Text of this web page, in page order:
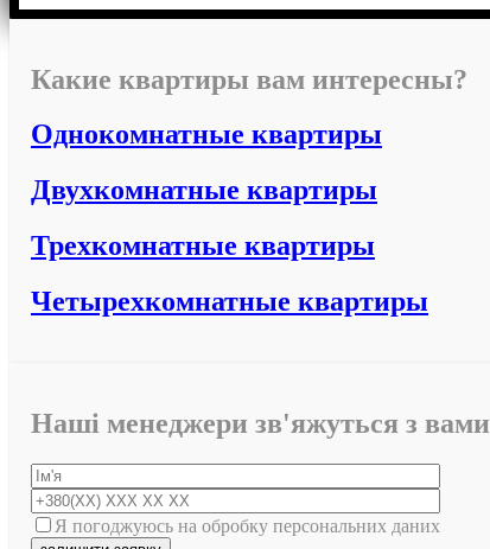
Какие квартиры вам интересны?
Однокомнатные квартиры
Двухкомнатные квартиры
Трехкомнатные квартиры
Четырехкомнатные квартиры
Наші менеджери зв'яжуться з вами
Я погоджуюсь на обробку персональних даних